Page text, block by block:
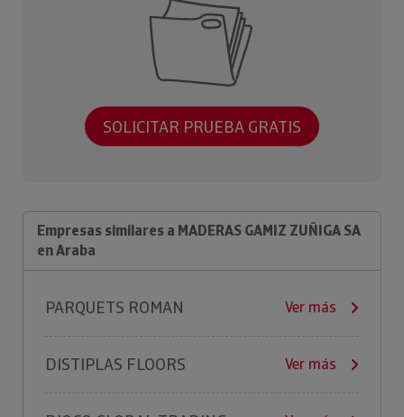
SOLICITAR PRUEBA GRATIS
Empresas similares a MADERAS GAMIZ ZUÑIGA SA
en Araba
PARQUETS ROMAN Ver más
DISTIPLAS FLOORS Ver más